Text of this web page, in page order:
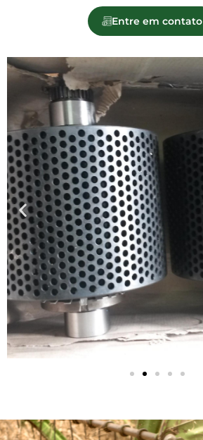
Entre em contato